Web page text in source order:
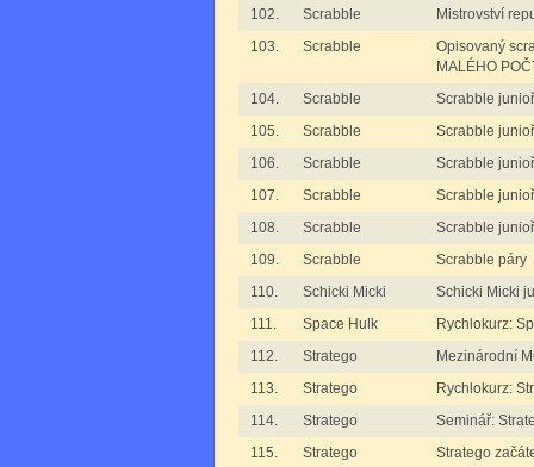
102. Scrabble
Mistrovství
103.
Scrabble
Opisovaný
MALÉHO
104.
Scrabble
Scrabble
105.
Scrabble
Scrabble
106.
Scrabble
Scrabble
107.
Scrabble
Scrabble
108.
Scrabble
Scrabble
109.
Scrabble
Scrabble páry
110.
Schicki Micki
Schicki Micki
111.
Space Hulk
Rychlokurz:
112.
Stratego
Mezinárodní
113.
Stratego
Rychlokurz:
114.
Stratego
Seminář:
115.
Stratego
Stratego